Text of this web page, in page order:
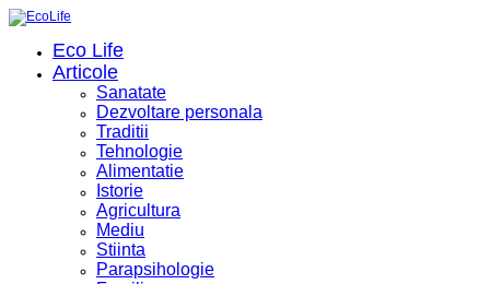
Eco Life
Articole
Sanatate
Dezvoltare personala
Traditii
Tehnologie
Alimentatie
Istorie
Agricultura
Mediu
Stiinta
Parapsihologie